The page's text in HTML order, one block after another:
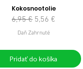
Kokosnootolie
Normálna cena
6,95 € Zľavnená cena
5,56 €
Daň Zahrnuté
Pridať do košíka